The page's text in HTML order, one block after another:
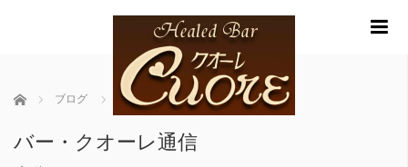
ホーム ブログ バー・クオーレ通信
バー・クオーレ通信